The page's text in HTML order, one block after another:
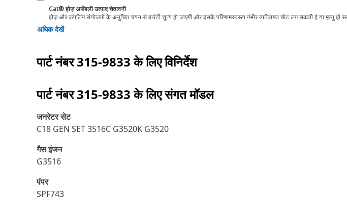
Cat® होज़ असेंबली उत्पाद चेतावनी
होज़ और कपलिंग संयोजनों के अनुचित चयन से वारंटी शून्य हो जाएगी और इसके परिणामस्वरूप गंभीर व्यक्तिगत चोट लग सकती है या मृत्यु हो
अधिक देखें
पार्ट नंबर315-9833के लिए विनिर्देश
पार्ट नंबर315-9833के लिए संगत मॉडल
जनरेटर सेट
C18 GEN SET 3516C G3520K G3520
गैस इंजन
G3516
पंपर
SPF743